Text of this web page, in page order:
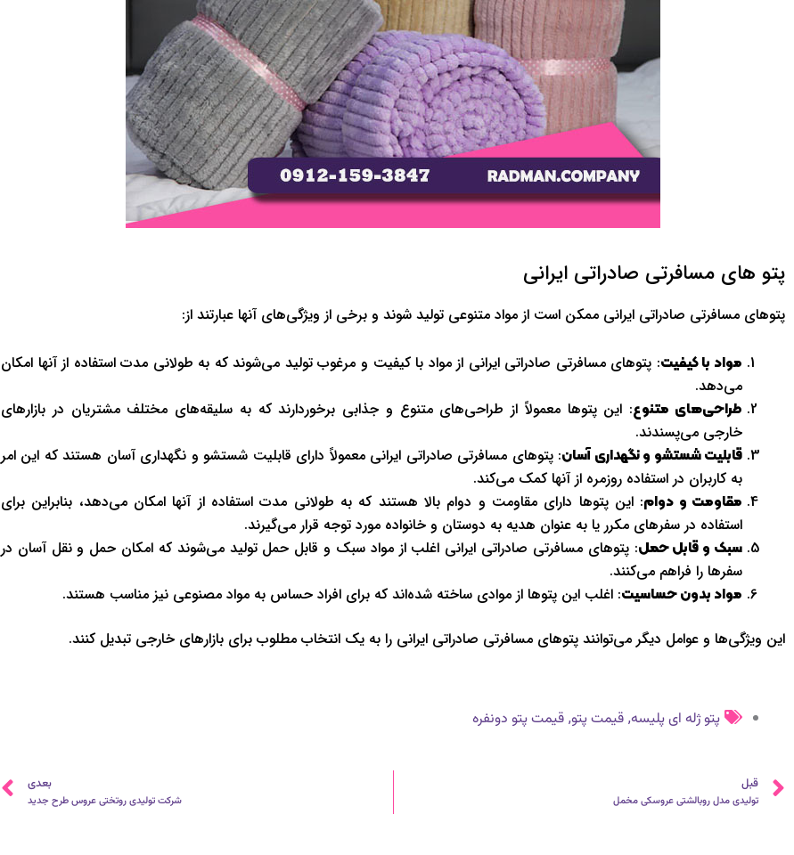
پتو های مسافرتی صادراتی ایرانی
پتوهای مسافرتی صادراتی ایرانی ممکن است از مواد متنوعی تولید شوند و برخی از ویژگی‌های آنها عبارتند از:
مواد با کیفیت: پتوهای مسافرتی صادراتی ایرانی از مواد با کیفیت و مرغوب تولید می‌شوند که به طولانی مدت استفاده از آنها امکان
می‌دهد.
طراحی‌های متنوع: این پتوها معمولاً از طراحی‌های متنوع و جذابی برخوردارند که به سلیقه‌های مختلف مشتریان در بازارهای
خارجی می‌پسندند.
قابلیت شستشو و نگهداری آسان: پتوهای مسافرتی صادراتی ایرانی معمولاً دارای قابلیت شستشو و نگهداری آسان هستند که این امر
به کاربران در استفاده روزمره از آنها کمک می‌کند.
مقاومت و دوام: این پتوها دارای مقاومت و دوام بالا هستند که به طولانی مدت استفاده از آنها امکان می‌دهد، بنابراین برای
استفاده در سفرهای مکرر یا به عنوان هدیه به دوستان و خانواده مورد توجه قرار می‌گیرند.
سبک و قابل حمل: پتوهای مسافرتی صادراتی ایرانی اغلب از مواد سبک و قابل حمل تولید می‌شوند که امکان حمل و نقل آسان در
سفرها را فراهم می‌کنند.
مواد بدون حساسیت: اغلب این پتوها از موادی ساخته شده‌اند که برای افراد حساس به مواد مصنوعی نیز مناسب هستند.
این ویژگی‌ها و عوامل دیگر می‌توانند پتوهای مسافرتی صادراتی ایرانی را به یک انتخاب مطلوب برای بازارهای خارجی تبدیل کنند.
پتو ژله ای پلیسه, قیمت پتو, قیمت پتو دونفره
قبلی
قبل
تولیدی مدل روبالشتی عروسکی مخمل
بعدی
شرکت تولیدی روتختی عروس طرح جدید